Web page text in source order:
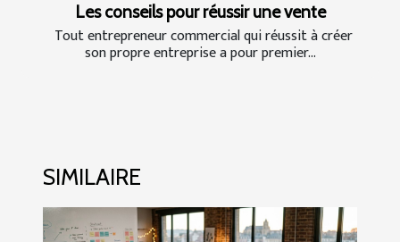
Les conseils pour réussir une vente
Tout entrepreneur commercial qui réussit à créer
son propre entreprise a pour premier...
SIMILAIRE